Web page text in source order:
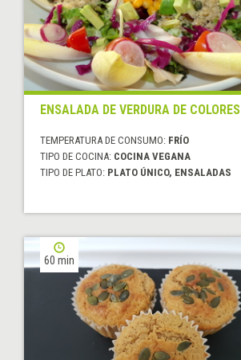
ENSALADA DE VERDURA DE COLORES
TEMPERATURA DE CONSUMO: FRÍO
TIPO DE COCINA: COCINA VEGANA
TIPO DE PLATO: PLATO ÚNICO, ENSALADAS
60 min